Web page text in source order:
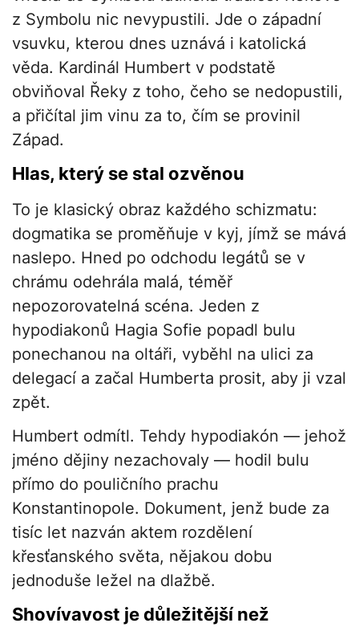
z Symbolu nic nevypustili. Jde o západní
vsuvku, kterou dnes uznává i katolická
věda. Kardinál Humbert v podstatě
obviňoval Řeky z toho, čeho se nedopustili,
a přičítal jim vinu za to, čím se provinil
Západ.
Hlas, který se stal ozvěnou
To je klasický obraz každého schizmatu:
dogmatika se proměňuje v kyj, jímž se mává
naslepo. Hned po odchodu legátů se v
chrámu odehrála malá, téměř
nepozorovatelná scéna. Jeden z
hypodiakonů Hagia Sofie popadl bulu
ponechanou na oltáři, vyběhl na ulici za
delegací a začal Humberta prosit, aby ji vzal
zpět.
Humbert odmítl. Tehdy hypodiakón — jehož
jméno dějiny nezachovaly — hodil bulu
přímo do pouličního prachu
Konstantinopole. Dokument, jenž bude za
tisíc let nazván aktem rozdělení
křesťanského světa, nějakou dobu
jednoduše ležel na dlažbě.
Shovívavost je důležitější než